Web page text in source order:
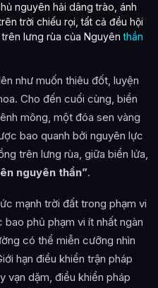
nguyên hải dâng trào, ánh
trời chiếu rọi, tất cả đều hội
lưng rùa của Nguyênthần
như muốn thiêu đốt, luyện
Cho đến cuối cùng, biển
mông, một đóa sen vàng
bao quanh bởi nguyên lực
trên lưng rùa, giữa biển lửa,
nguyên thần”.
mạnh trời đất trong phạm vi
bao phủ phạm vi ít nhất ngàn
có thể miễn cưỡng nhìn
hạn điều khiển trận pháp
vạn dặm, điều khiển pháp